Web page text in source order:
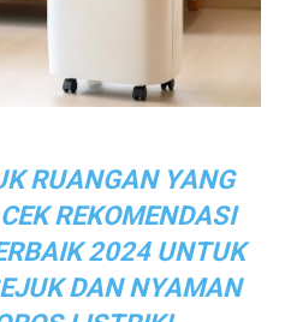
RUANGAN YANG
REKOMENDASI
2024 UNTUK
DAN NYAMAN